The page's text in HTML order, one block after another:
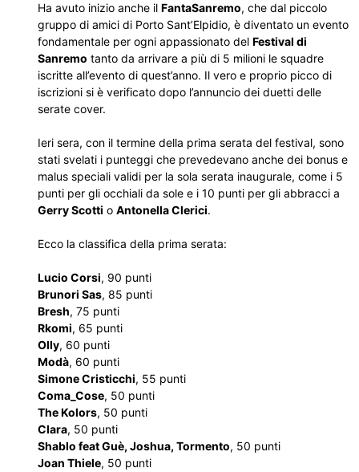
Ha avuto inizio anche il FantaSanremo, che dal piccolo
gruppo di amici di Porto Sant’Elpidio, è diventato un evento
fondamentale per ogni appassionato del Festival di
Sanremo tanto da arrivare a più di 5 milioni le squadre
iscritte all’evento di quest’anno. Il vero e proprio picco di
iscrizioni si è verificato dopo l’annuncio dei duetti delle
serate cover.
Ieri sera, con il termine della prima serata del festival, sono
stati svelati i punteggi che prevedevano anche dei bonus e
malus speciali validi per la sola serata inaugurale, come i 5
punti per gli occhiali da sole e i 10 punti per gli abbracci a
Gerry Scotti o Antonella Clerici.
Ecco la classifica della prima serata:
Lucio Corsi, 90 punti
Brunori Sas, 85 punti
Bresh, 75 punti
Rkomi, 65 punti
Olly, 60 punti
Modà, 60 punti
Simone Cristicchi, 55 punti
Coma_Cose, 50 punti
The Kolors, 50 punti
Clara, 50 punti
Shablo feat Guè, Joshua, Tormento, 50 punti
Joan Thiele, 50 punti